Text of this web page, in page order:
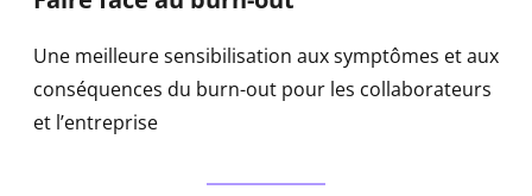
Une meilleure sensibilisation aux symptômes et aux
conséquences du burn-out pour les collaborateurs
et l’entreprise